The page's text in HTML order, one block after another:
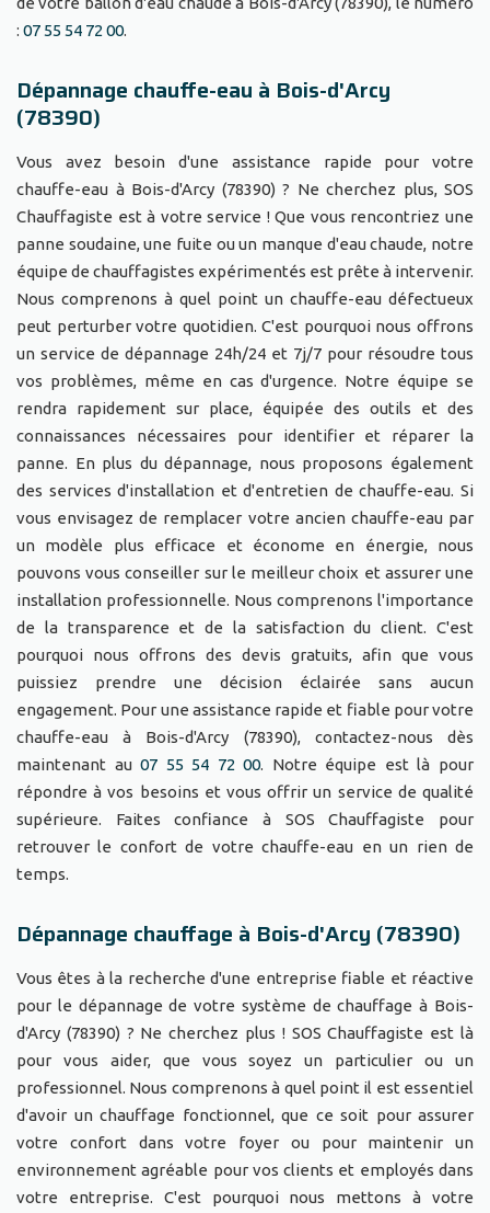
: 07 55 54 72 00.
Dépannage chauffe-eau à Bois-d'Arcy
(78390)
Vous avez besoin d'une assistance rapide pour votre
chauffe-eau à Bois-d'Arcy (78390) ? Ne cherchez plus, SOS
Chauffagiste est à votre service ! Que vous rencontriez une
panne soudaine, une fuite ou un manque d'eau chaude, notre
équipe de chauffagistes expérimentés est prête à intervenir.
Nous comprenons à quel point un chauffe-eau défectueux
peut perturber votre quotidien. C'est pourquoi nous offrons
un service de dépannage 24h/24 et 7j/7 pour résoudre tous
vos problèmes, même en cas d'urgence. Notre équipe se
rendra rapidement sur place, équipée des outils et des
connaissances nécessaires pour identifier et réparer la
panne. En plus du dépannage, nous proposons également
des services d'installation et d'entretien de chauffe-eau. Si
vous envisagez de remplacer votre ancien chauffe-eau par
un modèle plus efficace et économe en énergie, nous
pouvons vous conseiller sur le meilleur choix et assurer une
installation professionnelle. Nous comprenons l'importance
de la transparence et de la satisfaction du client. C'est
pourquoi nous offrons des devis gratuits, afin que vous
puissiez prendre une décision éclairée sans aucun
engagement. Pour une assistance rapide et fiable pour votre
chauffe-eau à Bois-d'Arcy (78390), contactez-nous dès
maintenant au07 55 54 72 00. Notre équipe est là pour
répondre à vos besoins et vous offrir un service de qualité
supérieure. Faites confiance à SOS Chauffagiste pour
retrouver le confort de votre chauffe-eau en un rien de
temps.
Dépannage chauffage à Bois-d'Arcy (78390)
Vous êtes à la recherche d'une entreprise fiable et réactive
pour le dépannage de votre système de chauffage à Bois-
d'Arcy (78390) ? Ne cherchez plus ! SOS Chauffagiste est là
pour vous aider, que vous soyez un particulier ou un
professionnel. Nous comprenons à quel point il est essentiel
d'avoir un chauffage fonctionnel, que ce soit pour assurer
votre confort dans votre foyer ou pour maintenir un
environnement agréable pour vos clients et employés dans
votre entreprise. C'est pourquoi nous mettons à votre